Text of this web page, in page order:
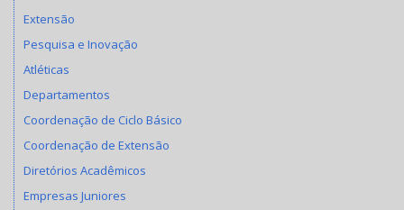
Extensão
Pesquisa e Inovação
Atléticas
Departamentos
Coordenação de Ciclo Básico
Coordenação de Extensão
Diretórios Acadêmicos
Empresas Juniores